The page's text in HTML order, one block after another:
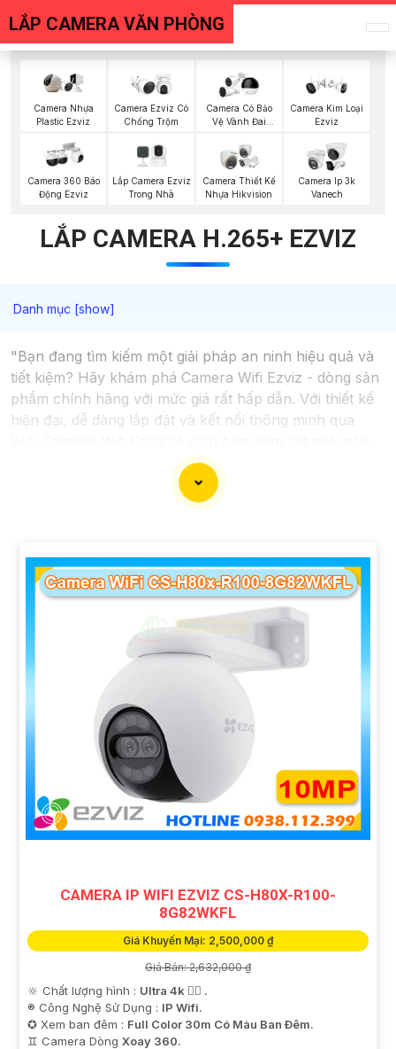
LẮP CAMERA VĂN PHÒNG
Camera Nhựa
Plastic Ezviz
Camera Ezviz Có
Chống Trộm
Camera Có Bảo
Vệ Vành Đai
Camera Kim Loại
Ezviz
Camera 360 Báo
Động Ezviz
Lắp Camera Ezviz
Trong Nhà
Camera Thiết Kế
Nhựa Hikvision
Camera Ip 3k
Vanech
LẮP CAMERA H.265+ EZVIZ
"Bạn đang tìm kiếm một giải pháp an ninh hiệu quả và
tiết kiệm? Hãy khám phá Camera Wifi Ezviz - dòng sản
phẩm chính hãng với mức giá rất hấp dẫn. Với thiết kế
hiện đại, dễ dàng lắp đặt và kết nối thông minh qua
hoặc văn phòng mọi lúc mọi nơi chỉ bằng một chiếc
Không chỉ vậy, sản phẩm cũng mang lại chất lượng
cơ hội sở hữu Camera Wifi Ezviz giá rẻ chính hãng để
bảo vệ tài sản và gia đình của bạn ngay hôm nay!"
Hy vọng đoạn văn trên sẽ giúp bạn trong việc giới thiệu
sản phẩm Camera Wifi Ezviz.
CAMERA IP WIFI EZVIZ CS-H80X-R100-
8G82WKFL
Giá Khuyến Mại: 2,500,000 ₫
Giá Bán: 2,632,000 ₫
🔆 Chất lượng hình : Ultra 4k 👍🏾 .
®️ Công Nghệ Sử Dụng : IP Wifi.
✪ Xem ban đêm : Full Color 30m Có Màu Ban Ðêm.
♊ Camera Dòng Xoay 360.